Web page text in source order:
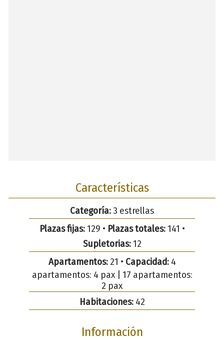
Características
Categoría:3 estrellas
Plazas fijas:129 • Plazas totales:141 •
Supletorias:12
Apartamentos:21 • Capacidad:4
apartamentos: 4 pax | 17 apartamentos:
2 pax
Habitaciones:42
Información